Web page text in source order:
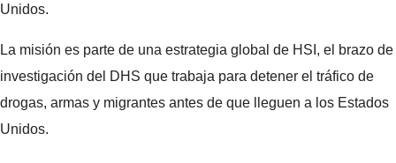
Unidos.
La misión es parte de una estrategia global de HSI, el brazo de
investigación del DHS que trabaja para detener el tráfico de
drogas, armas y migrantes antes de que lleguen a los Estados
Unidos.